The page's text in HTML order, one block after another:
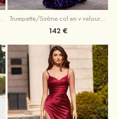
robe de bal Trumpette/Sirène col en v velours paillettes traîne balayage robe de bal
142 €